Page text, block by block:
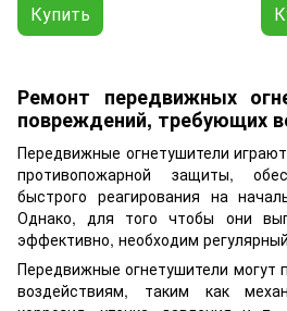
Купить
Ремонт передвижных
повреждений, требующих
Передвижные огнетушители
противопожарной защиты,
быстрого реагирования на
Однако, для того чтобы они
эффективно, необходим
Передвижные огнетушители могут
воздействиям, таким как